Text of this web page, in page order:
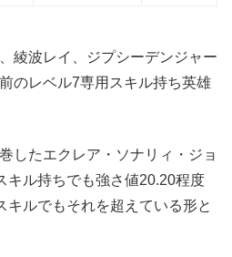
綾波レイ、ジプシーデンジャー
のレベル7専用スキル持ち英雄
したエクレア・ソナリィ・ジョ
キル持ちでも強さ値20.20程度
キルでもそれを超えている形と